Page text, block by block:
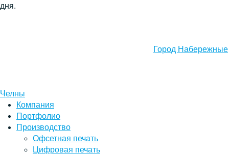
дня.
Город Набережные
Челны
Компания
Портфолио
Производство
Офсетная печать
Цифровая печать